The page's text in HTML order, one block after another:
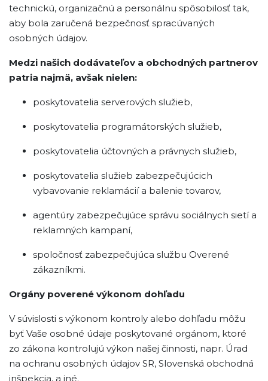
technickú, organizačnú a personálnu spôsobilosť tak,
aby bola zaručená bezpečnosť spracúvaných
osobných údajov.
Medzi našich dodávateľov a obchodných partnerov
patria najmä, avšak nielen:
poskytovatelia serverových služieb,
poskytovatelia programátorských služieb,
poskytovatelia účtovných a právnych služieb,
poskytovatelia služieb zabezpečujúcich
vybavovanie reklamácií a balenie tovarov,
agentúry zabezpečujúce správu sociálnych sietí a
reklamných kampaní,
spoločnosť zabezpečujúca službu Overené
zákazníkmi.
Orgány poverené výkonom dohľadu
V súvislosti s výkonom kontroly alebo dohľadu môžu
byť Vaše osobné údaje poskytované orgánom, ktoré
zo zákona kontrolujú výkon našej činnosti, napr. Úrad
na ochranu osobných údajov SR, Slovenská obchodná
inšpekcia, a iné.